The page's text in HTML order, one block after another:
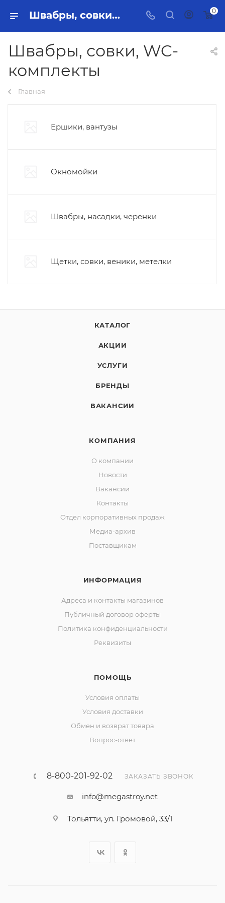
Швабры, совки, WC-комплекты Тольятти - купить в интернет-магазине, каталог с ценами и характеристиками 0
Швабры, совки, WC-
комплекты
Главная
Ершики, вантузы
Окномойки
Швабры, насадки, черенки
Щетки, совки, веники, метелки
КАТАЛОГ
АКЦИИ
УСЛУГИ
БРЕНДЫ
ВАКАНСИИ
КОМПАНИЯ
О компании
Новости
Вакансии
Контакты
Отдел корпоративных продаж
Медиа-архив
Поставщикам
ИНФОРМАЦИЯ
Адреса и контакты магазинов
Публичный договор оферты
Политика конфиденциальности
Реквизиты
ПОМОЩЬ
Условия оплаты
Условия доставки
Обмен и возврат товара
Вопрос-ответ
8-800-201-92-02 ЗАКАЗАТЬ ЗВОНОК
info@megastroy.net
Тольятти, ул. Громовой, 33/1